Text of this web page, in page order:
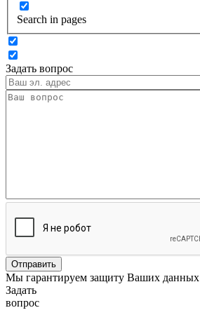
Search in pages
Задать вопрос
Мы гарантируем защиту Ваших данных
Задать
вопрос